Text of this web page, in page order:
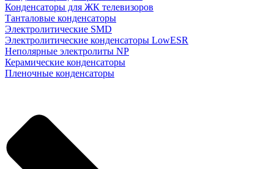
Конденсаторы для ЖК телевизоров
Танталовые конденсаторы
Электролитические SMD
Электролитические конденсаторы LowESR
Неполярные электролиты NP
Керамические конденсаторы
Пленочные конденсаторы